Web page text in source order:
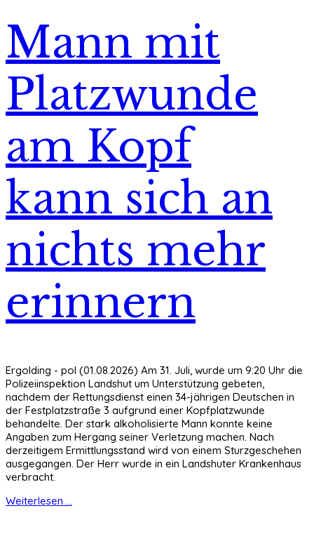
Mann mit
Platzwunde
am Kopf
kann sich an
nichts mehr
erinnern
Ergolding - pol (01.08.2026) Am 31. Juli, wurde um 9:20 Uhr die
Polizeiinspektion Landshut um Unterstützung gebeten,
nachdem der Rettungsdienst einen 34-jährigen Deutschen in
der Festplatzstraße 3 aufgrund einer Kopfplatzwunde
behandelte. Der stark alkoholisierte Mann konnte keine
Angaben zum Hergang seiner Verletzung machen. Nach
derzeitigem Ermittlungsstand wird von einem Sturzgeschehen
ausgegangen. Der Herr wurde in ein Landshuter Krankenhaus
verbracht.
Weiterlesen ...